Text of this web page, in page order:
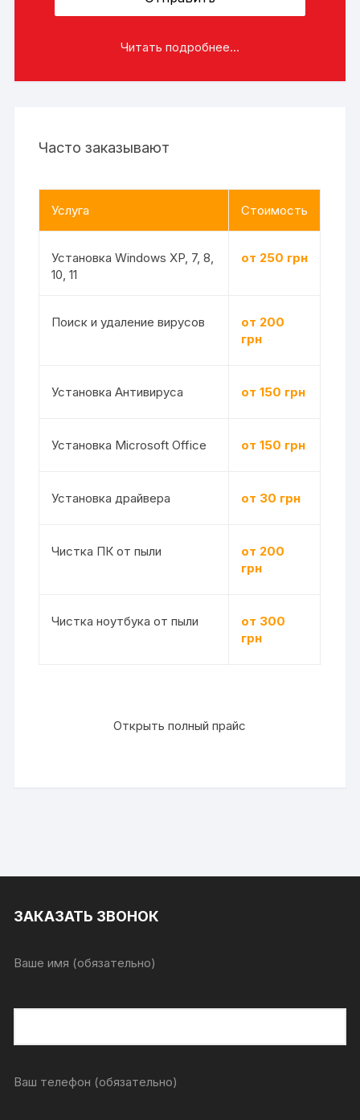
Читать подробнее...
Часто заказывают
Услуга Стоимость
Установка Windows XP, 7, 8,
10, 11
от 250 грн
Поиск и удаление вирусов
от 200
грн
Установка Антивируса от 150 грн
Установка Microsoft Office от 150 грн
Установка драйвера от 30 грн
Чистка ПК от пыли
от 200
грн
Чистка ноутбука от пыли
от 300
грн
Открыть полный прайс
ЗАКАЗАТЬ ЗВОНОК
Ваше имя (обязательно)
Ваш телефон (обязательно)